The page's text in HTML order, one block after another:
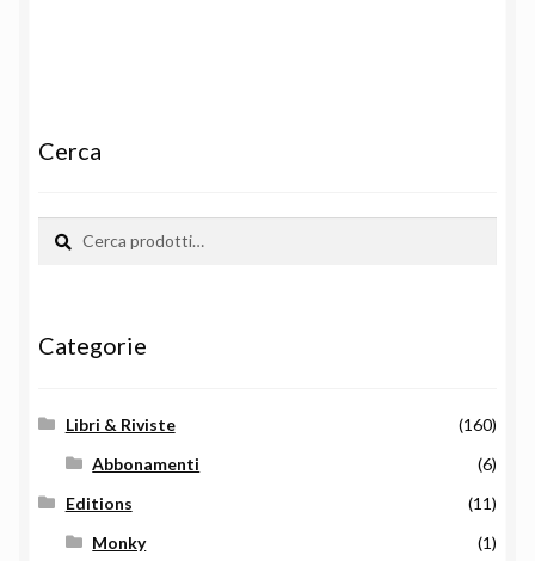
Cerca
Cerca:
Cerca
Categorie
Libri & Riviste
(160)
Abbonamenti
(6)
Editions
(11)
Monky
(1)